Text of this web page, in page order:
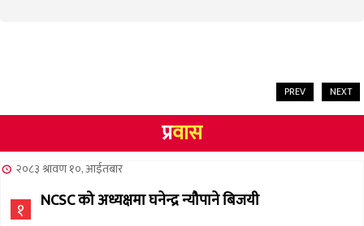
PREV NEXT
प्रवास
२०८३ श्रावण १०, आईतबार
१ NCSC को अध्यक्षमा घनेन्द्र न्यौपाने बिजयी